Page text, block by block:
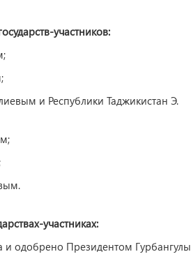
участников:
и Республики Таджикистан Э.
участниках:
одобрено Президентом Гурбангулы